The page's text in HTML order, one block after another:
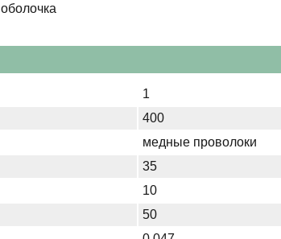
1
400
медные проволоки
35
10
50